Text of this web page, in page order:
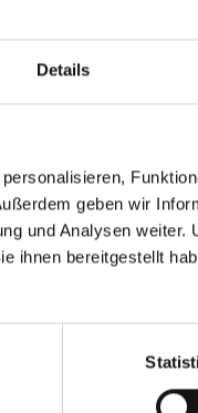
Details
geben wir
und Analysen
ihnen bereitgestellt
diesjährigen
mit dem